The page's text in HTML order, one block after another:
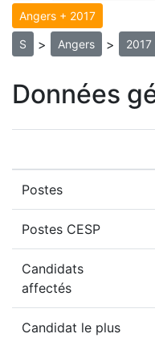
Angers + 2017
S > Angers > 2017
Données
Postes
Postes CESP
Candidats
affectés
Candidat le plus